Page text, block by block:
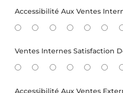
Accessibilité Aux Ventes
Ventes Internes Satisfaction
Accessibilité Aux Ventes